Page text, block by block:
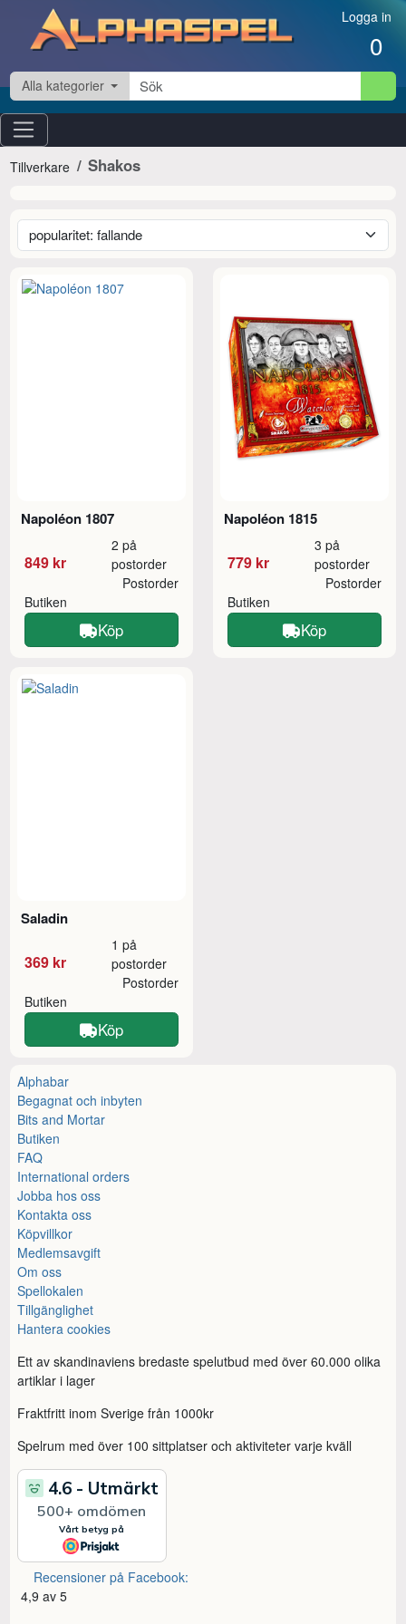
Hoppa till innehåll Logga in
0
Alla kategorier
Tillverkare Shakos
Napoléon 1807
849 kr
2 på
postorder
Butiken
Postorder
Köp
Napoléon 1815
779 kr
3 på
postorder
Butiken
Postorder
Köp
Saladin
369 kr
1 på
postorder
Butiken
Postorder
Köp
Alphabar
Begagnat och inbyten
Bits and Mortar
Butiken
FAQ
International orders
Jobba hos oss
Kontakta oss
Köpvillkor
Medlemsavgift
Om oss
Spellokalen
Tillgänglighet
Hantera cookies
Ett av skandinaviens bredaste spelutbud med över 60.000 olika
artiklar i lager
Fraktfritt inom Sverige från 1000kr
Spelrum med över 100 sittplatser och aktiviteter varje kväll
Recensioner på Facebook:
4,9 av 5